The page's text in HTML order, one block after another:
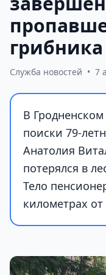
грибника
Служба новостей • 7
В
поиски 79-
Анатолия
потерялся в
Тело
километрах